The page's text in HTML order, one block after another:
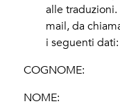
alle
mail, da
i seguenti dati:
COGNOME:
NOME: